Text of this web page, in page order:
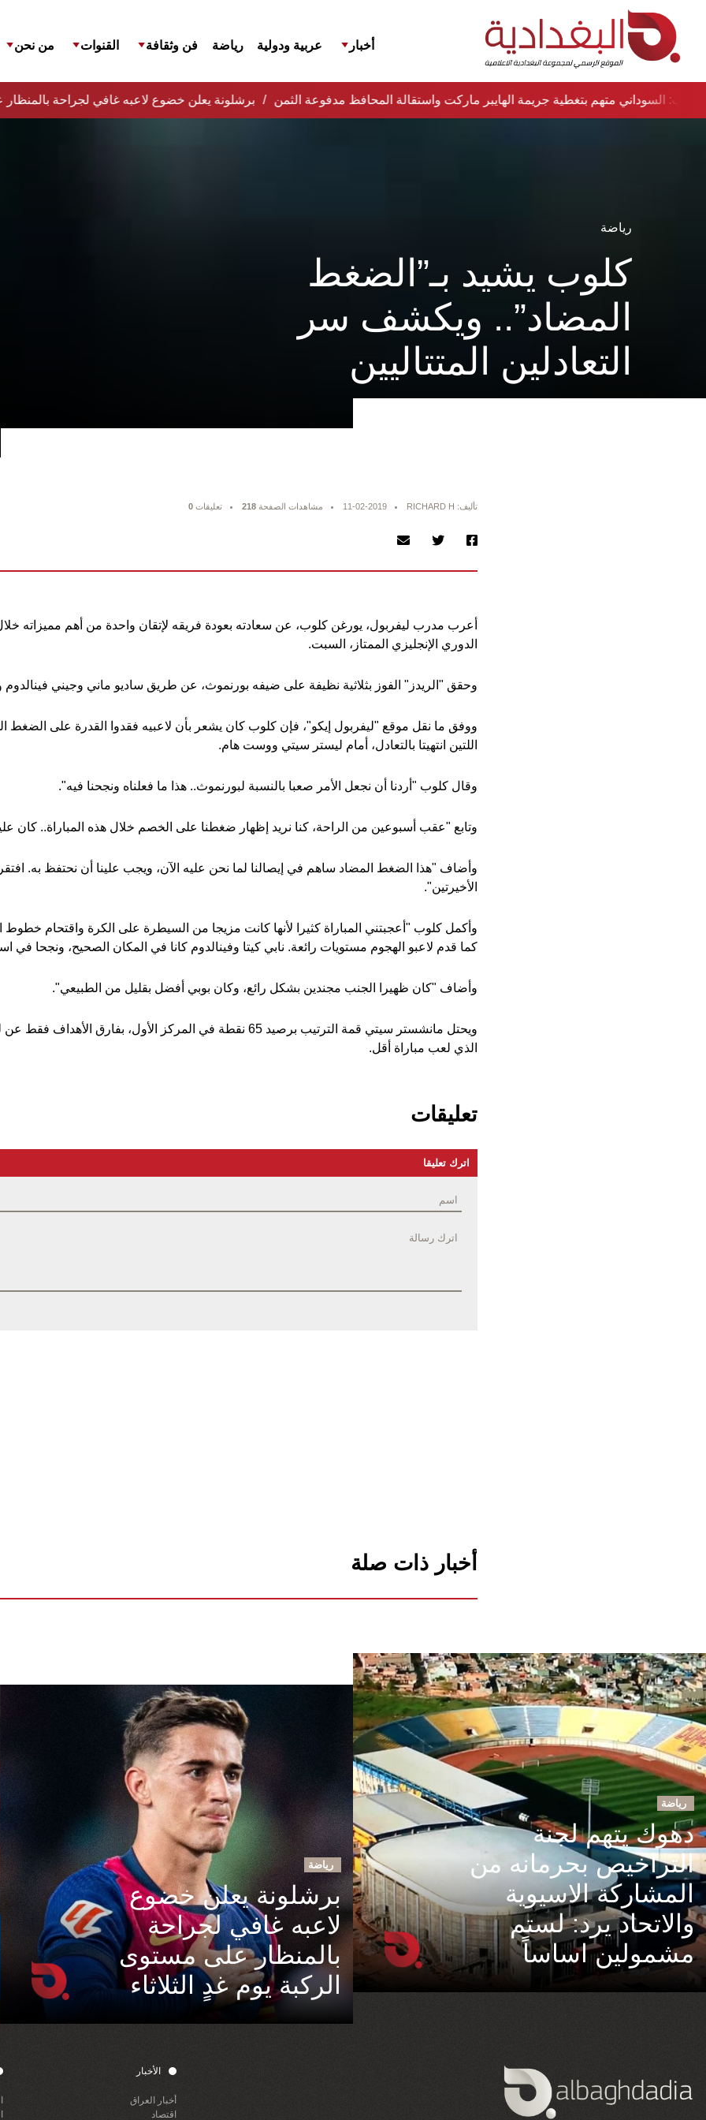
أخبار عربية ودولية رياضة فن وثقافة القنوات من نحن
برشلونة يعلن خضوع لاعبه غافي لجراحة نواب: السوداني متهم بتغطية جريمة الهايبر ماركت واستقالة المحافظ مدفوعة الثمن
رياضة
كلوب يشيد بـ”الضغط
المضاد”.. ويكشف سر
التعادلين المتتاليين
تأليف: RICHARD H 11-02-2019 مشاهدات الصفحة 218 تعليقات 0
أعرب مدرب ليفربول، يورغن كلوب، عن سعادته بعودة فريقه لإتقان واحدة من أهم مميزاته
الدوري الإنجليزي الممتاز، السبت.
وحقق "الريدز" الفوز بثلاثية نظيفة على ضيفه بورنموث، عن طريق ساديو ماني وجيني
ووفق ما نقل موقع "ليفربول إيكو"، فإن كلوب كان يشعر بأن لاعبيه فقدوا القدرة على الضغط
اللتين انتهيتا بالتعادل، أمام ليستر سيتي ووست هام.
وقال كلوب "أردنا أن نجعل الأمر صعبا بالنسبة لبورنموث.. هذا ما فعلناه ونجحنا فيه".
وتابع "عقب أسبوعين من الراحة، كنا نريد إظهار ضغطنا على الخصم خلال هذه المباراة.. كان
وأضاف "هذا الضغط المضاد ساهم في إيصالنا لما نحن عليه الآن، ويجب علينا أن نحتفظ به.
الأخيرتين".
وأكمل كلوب "أعجبتني المباراة كثيرا لأنها كانت مزيجا من السيطرة على الكرة واقتحام
كما قدم لاعبو الهجوم مستويات رائعة. نابي كيتا وفينالدوم كانا في المكان الصحيح، ونجحا في
وأضاف "كان ظهيرا الجنب مجندين بشكل رائع، وكان بوبي أفضل بقليل من الطبيعي".
ويحتل مانشستر سيتي قمة الترتيب برصيد 65 نقطة في المركز الأول،
الذي لعب مباراة أقل.
تعليقات
اترك تعليقا
أخبار ذات صلة
رياضة
دهوك يتهم لجنة
التراخيص بحرمانه من
المشاركة الاسيوية
والاتحاد يرد: لستم
مشمولين اساساً
رياضة
برشلونة يعلن خضوع
لاعبه غافي لجراحة
بالمنظار على مستوى
الركبة يوم غدٍ الثلاثاء
الأخبار
أخبار العراق
اقتصاد